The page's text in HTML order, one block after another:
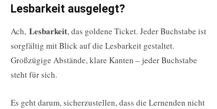
Lesbarkeit ausgelegt?
Ach, Lesbarkeit, das goldene Ticket. Jeder Buchstabe ist
sorgfältig mit Blick auf die Lesbarkeit gestaltet.
Großzügige Abstände, klare Kanten – jeder Buchstabe
steht für sich.
Es geht darum, sicherzustellen, dass die Lernenden nicht